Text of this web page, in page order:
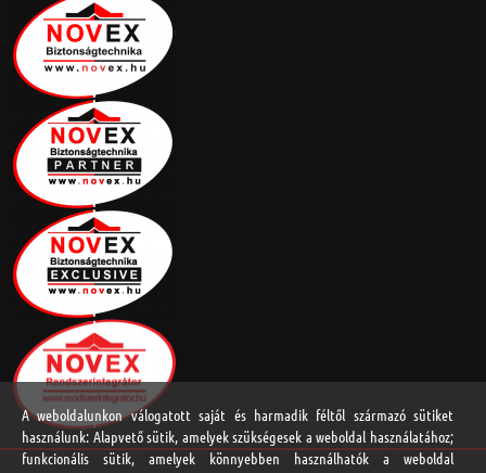
A weboldalunkon válogatott saját és harmadik féltől származó sütiket
használunk: Alapvető sütik, amelyek szükségesek a weboldal használatához;
funkcionális sütik, amelyek könnyebben használhatók a weboldal